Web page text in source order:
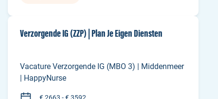
Verzorgende IG (ZZP) | Plan Je Eigen Diensten
Vacature Verzorgende IG (MBO 3) | Middenmeer
| HappyNurse
€ 2663 - € 3592